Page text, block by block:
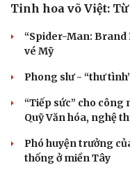
Sức khỏe
Dinh dưỡng - món ngon
Cây thuốc
Sản phụ khoa
Nhi khoa
Nam khoa
Tinh hoa võ Việt:
“Spider-Man: Brand
vé Mỹ
Phong slư - “thư
“Tiếp sức” cho công
Quỹ Văn hóa, nghệ
Phó huyện trưởng
thống ở miền Tây